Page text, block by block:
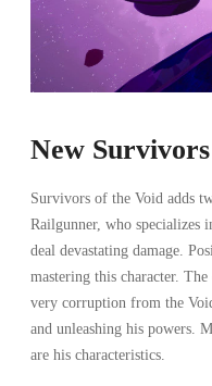
New Survivors
Survivors of the Void adds
Railgunner, who specializes
deal devastating damage.
mastering this character.
very corruption from the
and unleashing his powers.
are his characteristics.